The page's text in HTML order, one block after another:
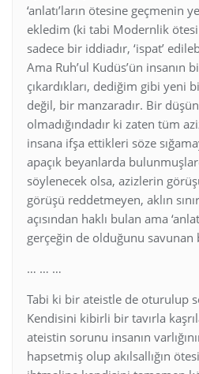
‘anlatı’ların ötesine geçmenin
ekledim (ki tabi Modernlik ötesi
sadece bir iddiadır, ‘ispat’
Ama Ruh’ul Kudüs’ün insanın
çıkardıkları, dediğim gibi yeni
değil, bir manzaradır. Bir
olmadığındadır ki zaten tüm
insana ifşa ettikleri söze
apaçık beyanlarda
söylenecek olsa, azizlerin
görüşü reddetmeyen, aklın
açısından haklı bulan ama
gerçeğin de olduğunu
… … …
Tabi ki bir ateistle de oturulup
Kendisini kibirli bir tavırla
ateistin sorunu insanın
hapsetmiş olup akılsallığın